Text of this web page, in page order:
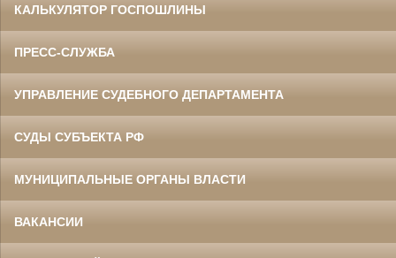
КАЛЬКУЛЯТОР ГОСПОШЛИНЫ
ПРЕСС-СЛУЖБА
УПРАВЛЕНИЕ СУДЕБНОГО ДЕПАРТАМЕНТА
СУДЫ СУБЪЕКТА РФ
МУНИЦИПАЛЬНЫЕ ОРГАНЫ ВЛАСТИ
ВАКАНСИИ